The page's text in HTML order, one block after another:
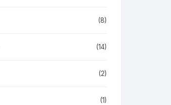
(8)
(14)
(2)
(1)